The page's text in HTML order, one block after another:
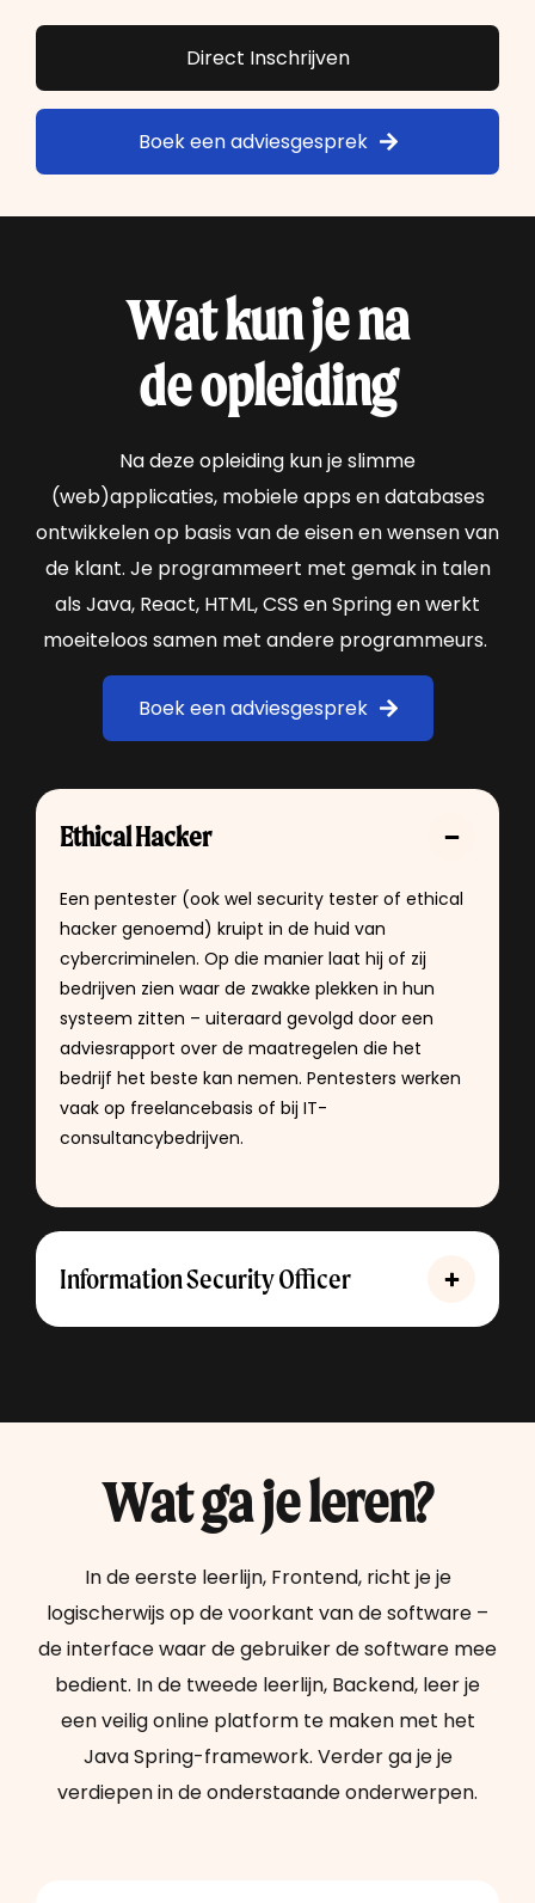
Direct Inschrijven
Boek een adviesgesprek
Wat kun je na
de opleiding
Na deze opleiding kun je slimme
(web)applicaties, mobiele apps en databases
ontwikkelen op basis van de eisen en wensen van
de klant. Je programmeert met gemak in talen
als Java, React, HTML, CSS en Spring en werkt
moeiteloos samen met andere programmeurs.
Boek een adviesgesprek
Ethical Hacker
Een pentester (ook wel security tester of ethical
hacker genoemd) kruipt in de huid van
cybercriminelen. Op die manier laat hij of zij
bedrijven zien waar de zwakke plekken in hun
systeem zitten – uiteraard gevolgd door een
adviesrapport over de maatregelen die het
bedrijf het beste kan nemen. Pentesters werken
vaak op freelancebasis of bij IT-
consultancybedrijven.
Information Security Officer
informatieveiligheidsdreiging. Daarnaast creëert
hij of zij een bepaalde mate van
organisatie.
Wat ga je leren?
In de eerste leerlijn, Frontend, richt je je
logischerwijs op de voorkant van de software –
de interface waar de gebruiker de software mee
bedient. In de tweede leerlijn, Backend, leer je
een veilig online platform te maken met het
Java Spring-framework. Verder ga je je
verdiepen in de onderstaande onderwerpen.